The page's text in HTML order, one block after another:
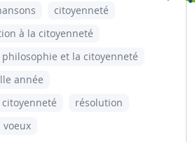
citoyenneté
à la citoyenneté
et la citoyenneté
année
résolution
voeux